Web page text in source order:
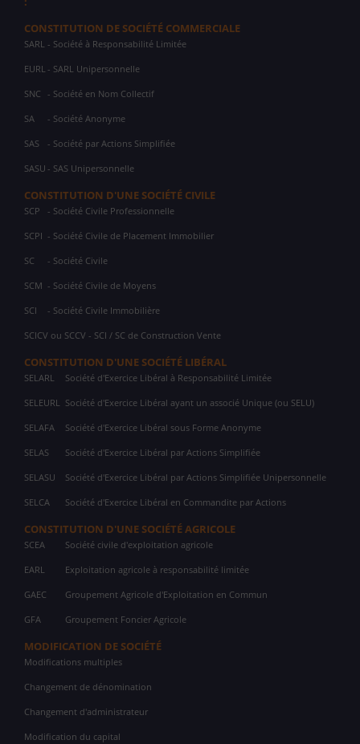
CONSTITUTION DE SOCIÉTÉ COMMERCIALE
SARL - Société à Responsabilité Limitée
EURL - SARL Unipersonnelle
SNC - Société en Nom Collectif
SA - Société Anonyme
SAS - Société par Actions Simplifiée
SASU - SAS Unipersonnelle
CONSTITUTION D'UNE SOCIÉTÉ CIVILE
SCP - Société Civile Professionnelle
SCPI - Société Civile de Placement Immobilier
SC - Société Civile
SCM - Société Civile de Moyens
SCI - Société Civile Immobilière
SCICV ou SCCV - SCI / SC de Construction Vente
CONSTITUTION D'UNE SOCIÉTÉ LIBÉRAL
SELARL Société d'Exercice Libéral à Responsabilité Limitée
SELEURL Société d'Exercice Libéral ayant un associé Unique (ou SELU)
SELAFA Société d'Exercice Libéral sous Forme Anonyme
SELAS Société d'Exercice Libéral par Actions Simplifiée
SELASU Société d'Exercice Libéral par Actions Simplifiée Unipersonnelle
SELCA Société d'Exercice Libéral en Commandite par Actions
CONSTITUTION D'UNE SOCIÉTÉ AGRICOLE
SCEA Société civile d'exploitation agricole
EARL Exploitation agricole à responsabilité limitée
GAEC Groupement Agricole d'Exploitation en Commun
GFA Groupement Foncier Agricole
MODIFICATION DE SOCIÉTÉ
Modifications multiples
Changement de dénomination
Changement d'administrateur
Modification du capital